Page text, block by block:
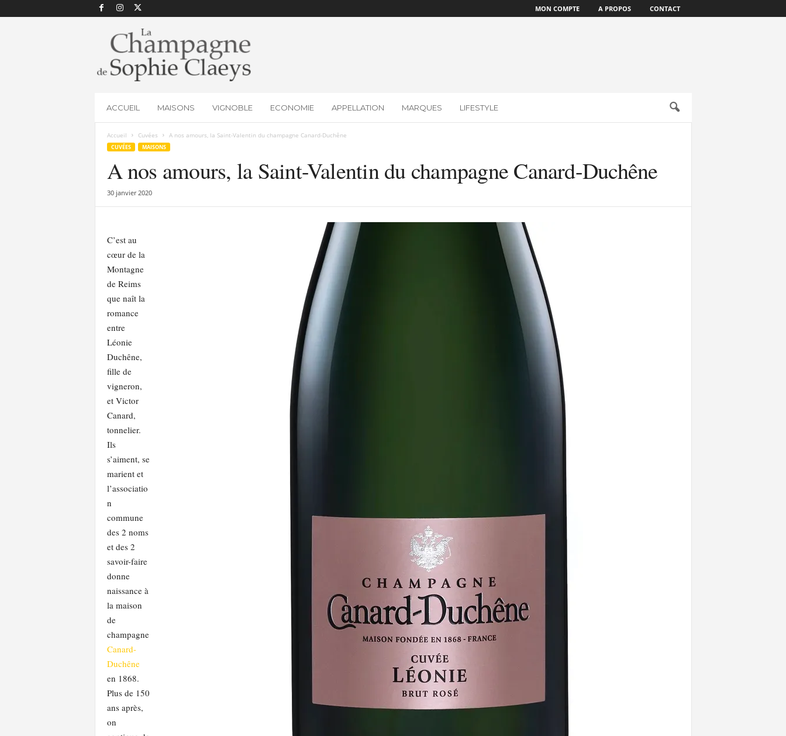
MON COMPTE A PROPOS CONTACT
a
g
ACCUEIL MAISONS VIGNOBLE ECONOMIE APPELLATION MARQUES LIFESTYLE
Accueil Cuvées A nos amours, la Saint-Valentin du champagne Canard-Duchêne
CUVÉES MAISONS
A nos amours, la Saint-Valentin du champagne Canard-Duchêne
30 janvier 2020
C’est au
cœur de la
Montagne
de Reims
que naît la
romance
entre
Léonie
Duchêne,
fille de
vigneron,
et Victor
Canard,
tonnelier.
Ils
s’aiment, se
marient et
l’associatio
n
commune
des 2 noms
et des 2
savoir-faire
donne
naissance à
la maison
de
champagne
Canard-
Duchêne
en 1868.
Plus de 150
ans après,
on